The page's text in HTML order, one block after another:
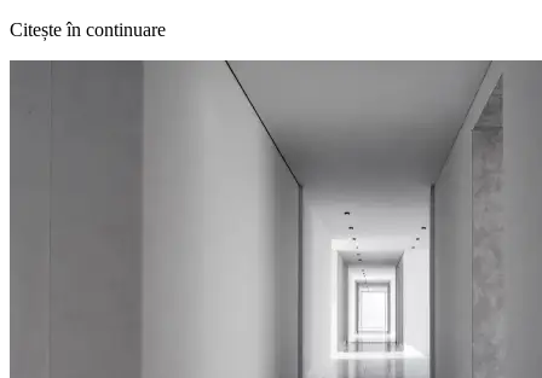
Citește în continuare